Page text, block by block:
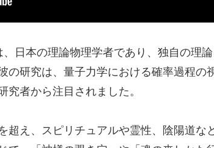
日本の理論物理学者であり、独自の理
の研究は、量子力学における確率過程の
究者から注目されました。
超え、スピリチュアルや霊性、陰陽道な